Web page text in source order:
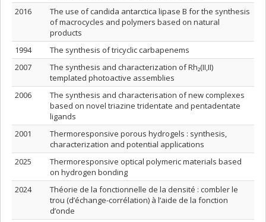
2016
The use of candida antarctica lipase B for the synthesis
of macrocycles and polymers based on natural
products
1994
The synthesis of tricyclic carbapenems
2007
The synthesis and characterization of Rh₂(II,II)
templated photoactive assemblies
2006
The synthesis and characterisation of new complexes
based on novel triazine tridentate and pentadentate
ligands
2001
Thermoresponsive porous hydrogels : synthesis,
characterization and potential applications
2025
Thermoresponsive optical polymeric materials based
on hydrogen bonding
2024
Théorie de la fonctionnelle de la densité : combler le
trou (d’échange-corrélation) à l’aide de la fonction
d’onde